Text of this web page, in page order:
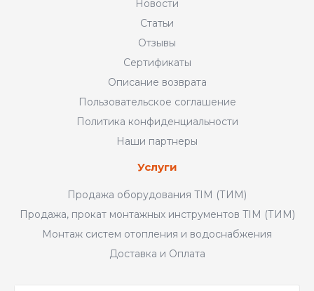
Новости
Статьи
Отзывы
Сертификаты
Описание возврата
Пользовательское соглашение
Политика конфиденциальности
Наши партнеры
Услуги
Продажа оборудования TIM (ТИМ)
Продажа, прокат монтажных инструментов TIM (ТИМ)
Монтаж систем отопления и водоснабжения
Доставка и Оплата